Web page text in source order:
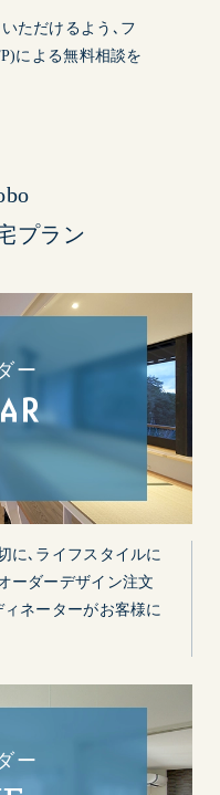
ただけるよう､フ
による無料相談を
プラン
ー
に､ライフスタイルに
ーダーデザイン注文
ネーターがお客様に
ー